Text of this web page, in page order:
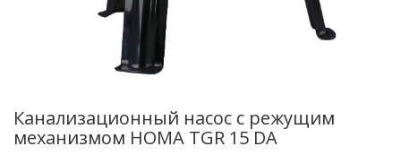
Канализационный насос с режущим
механизмом HOMA TGR 15 DA